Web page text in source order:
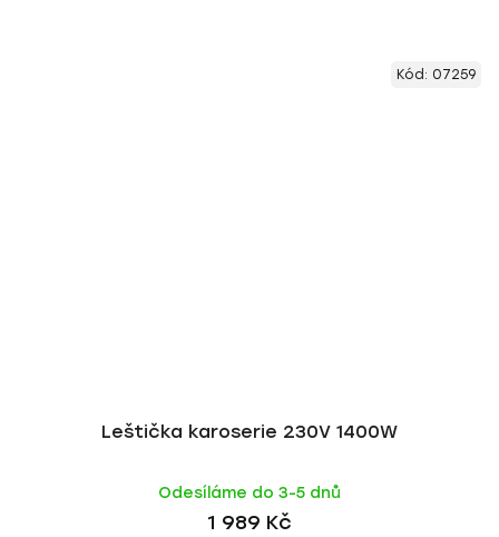
Leštička karoserie 230V 1400W
Odesíláme do 3-5 dnů
1 989 Kč
Kód: 07259